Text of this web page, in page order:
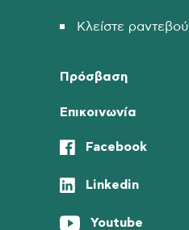
Κλείστε ραντεβού
Πρόσβαση
Επικοινωνία
Facebook
Linkedin
Youtube